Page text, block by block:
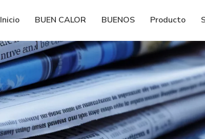
Inicio BUEN CALOR BUENOS Producto